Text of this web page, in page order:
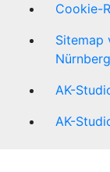
Cookie-
Sitemap
Nürnberg
AK-
AK-